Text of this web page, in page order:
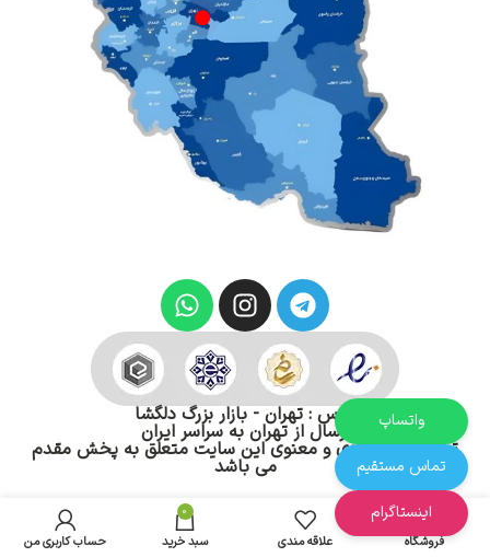
آدرس : تهران - بازار بزرگ دلگشا
ارسال از تهران به سراسر ایران
تمام حقوق مادی و معنوی این سایت متعلق به پخش مقدم
می باشد
فروشگاه علاقه مندی
0
سبد خرید حساب کاربری من
واتساپ
تماس مستقیم
اینستاگرام